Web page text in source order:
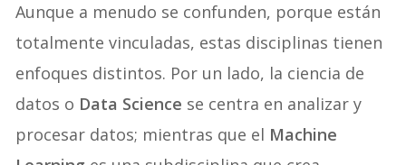
Aunque a menudo se confunden, porque están
totalmente vinculadas, estas disciplinas tienen
enfoques distintos. Por un lado, la ciencia de
datos o Data Science se centra en analizar y
procesar datos; mientras que el Machine